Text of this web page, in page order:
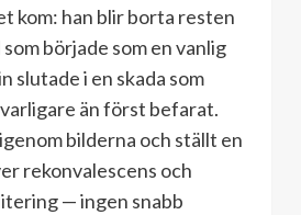
kom: han blir borta resten
som började som en vanlig
slutade i en skada som
än först befarat.
bilderna och ställt en
rekonvalescens och
— ingen snabb